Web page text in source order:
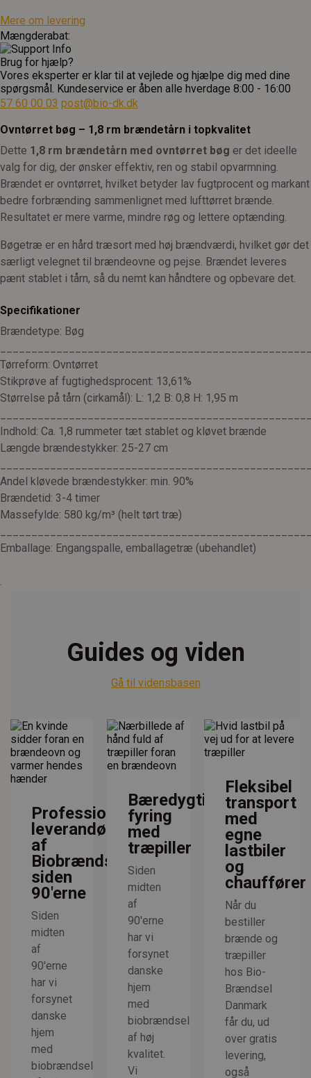
Mere om levering
Mængderabat:
Brug for hjælp?
Vores eksperter er klar til at vejlede og hjælpe dig med dine
spørgsmål. Kundeservice er åben alle hverdage 8:00 - 16:00
57 60 00 03 post@bio-dk.dk
Ovntørret bøg – 1,8 rm brændetårn i topkvalitet
Dette 1,8 rm brændetårn med ovntørret bøg er det ideelle
valg for dig, der ønsker effektiv, ren og stabil opvarmning.
Brændet er ovntørret, hvilket betyder lav fugtprocent og markant
bedre forbrænding sammenlignet med lufttørret brænde.
Resultatet er mere varme, mindre røg og lettere optænding.
Bøgetræ er en hård træsort med høj brændværdi, hvilket gør det
særligt velegnet til brændeovne og pejse. Brændet leveres
pænt stablet i tårn, så du nemt kan håndtere og opbevare det.
Specifikationer
Brændetype: Bøg
Tørreform: Ovntørret
Stikprøve af fugtighedsprocent: 13,61%
Størrelse på tårn (cirkamål): L: 1,2 B: 0,8 H: 1,95 m
Indhold: Ca. 1,8 rummeter tæt stablet og kløvet brænde
Længde brændestykker: 25-27 cm
Andel kløvede brændestykker: min. 90%
Brændetid: 3-4 timer
Massefylde: 580 kg/m³ (helt tørt træ)
Emballage: Engangspalle, emballagetræ (ubehandlet)
.
Guides og viden
Gå til vidensbasen
Professionel
leverandør
af
Biobrændsel
siden
90'erne
Siden
midten
af
90'erne
har vi
forsynet
danske
hjem
med
biobrændsel
Bæredygtig
fyring
med
træpiller
Siden
midten
af
90'erne
har vi
forsynet
danske
hjem
med
biobrændsel
af høj
kvalitet.
Vi
Fleksibel
transport
med
egne
lastbiler
og
chauffører
Når du
bestiller
brænde og
træpiller
hos Bio-
Brændsel
Danmark
får du, ud
over gratis
levering,
også